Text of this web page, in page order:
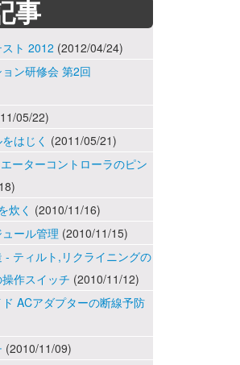
事
ト 2012 (2012/04/24)
ン研修会 第2回
05/22)
はじく (2011/05/21)
ーターコントローラのピン
炊く (2010/11/16)
ール管理 (2010/11/15)
- ティルト,リクライニングの
作スイッチ (2010/11/12)
ド ACアダプターの断線予防
(2010/11/09)